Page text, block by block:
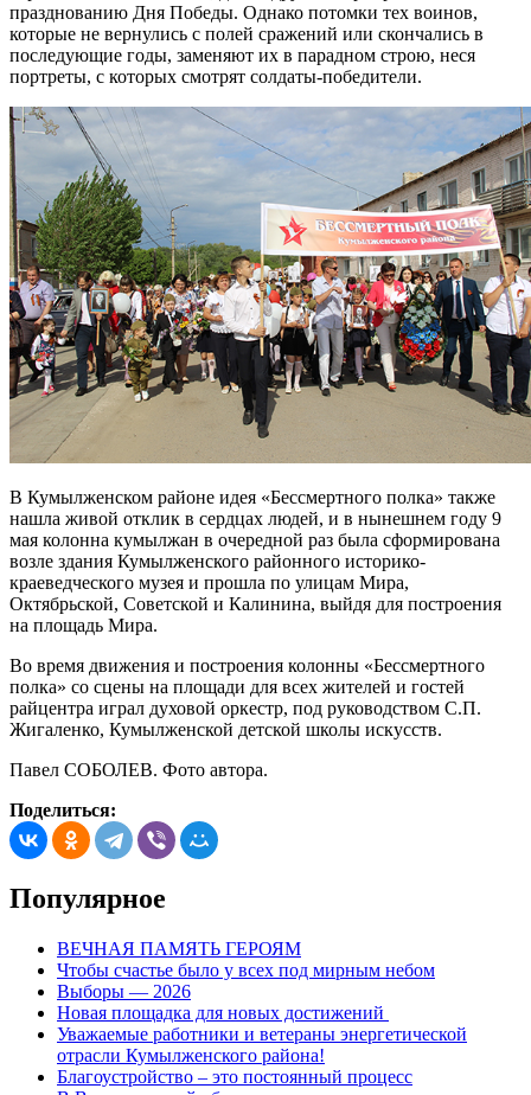
празднованию Дня Победы. Однако потомки тех воинов,
которые не вернулись с полей сражений или скончались в
последующие годы, заменяют их в парадном строю, неся
портреты, с которых смотрят солдаты-победители.
В Кумылженском районе идея «Бессмертного полка» также
нашла живой отклик в сердцах людей, и в нынешнем году 9
мая колонна кумылжан в очередной раз была сформирована
возле здания Кумылженского районного историко-
краеведческого музея и прошла по улицам Мира,
Октябрьской, Советской и Калинина, выйдя для построения
на площадь Мира.
Во время движения и построения колонны «Бессмертного
полка» со сцены на площади для всех жителей и гостей
райцентра играл духовой оркестр, под руководством С.П.
Жигаленко, Кумылженской детской школы искусств.
Павел СОБОЛЕВ. Фото автора.
Поделиться:
Популярное
ВЕЧНАЯ ПАМЯТЬ ГЕРОЯМ
Чтобы счастье было у всех под мирным небом
Выборы — 2026
Новая площадка для новых достижений
Уважаемые работники и ветераны энергетической
отрасли Кумылженского района!
Благоустройство – это постоянный процесс